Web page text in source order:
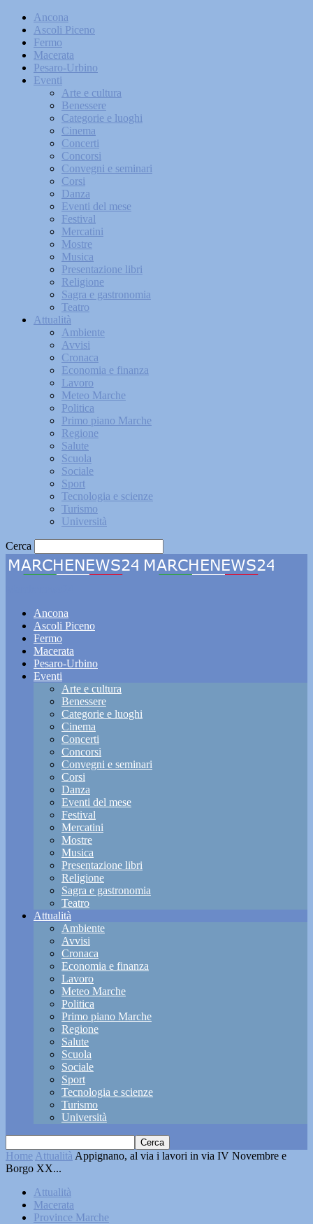
Ancona
Ascoli Piceno
Fermo
Macerata
Pesaro-Urbino
Eventi
Arte e cultura
Benessere
Categorie e luoghi
Cinema
Concerti
Concorsi
Convegni e seminari
Corsi
Danza
Eventi del mese
Festival
Mercatini
Mostre
Musica
Presentazione libri
Religione
Sagra e gastronomia
Teatro
Attualità
Ambiente
Avvisi
Cronaca
Economia e finanza
Lavoro
Meteo Marche
Politica
Primo piano Marche
Regione
Salute
Scuola
Sociale
Sport
Tecnologia e scienze
Turismo
Università
Cerca
Ancona
Ascoli Piceno
Fermo
Macerata
Pesaro-Urbino
Eventi
Arte e cultura
Benessere
Categorie e luoghi
Cinema
Concerti
Concorsi
Convegni e seminari
Corsi
Danza
Eventi del mese
Festival
Mercatini
Mostre
Musica
Presentazione libri
Religione
Sagra e gastronomia
Teatro
Attualità
Ambiente
Avvisi
Cronaca
Economia e finanza
Lavoro
Meteo Marche
Politica
Primo piano Marche
Regione
Salute
Scuola
Sociale
Sport
Tecnologia e scienze
Turismo
Università
Home Attualità Appignano, al via i lavori in via IV Novembre e
Borgo XX...
Attualità
Macerata
Province Marche